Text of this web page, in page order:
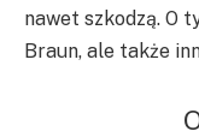
nawet szkodzą. O
Braun, ale także